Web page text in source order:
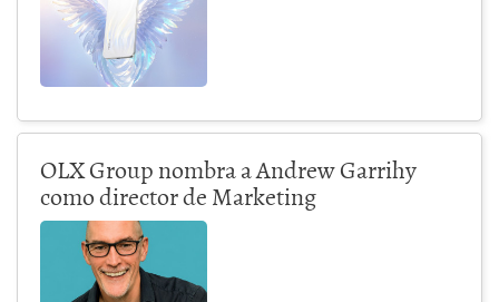
OLX Group nombra a Andrew Garrihy
como director de Marketing